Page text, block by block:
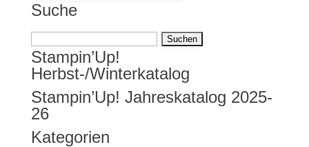
Suche
Suchen
nach:
Stampin’Up!
Herbst-/Winterkatalog
Stampin’Up! Jahreskatalog 2025-
26
Kategorien